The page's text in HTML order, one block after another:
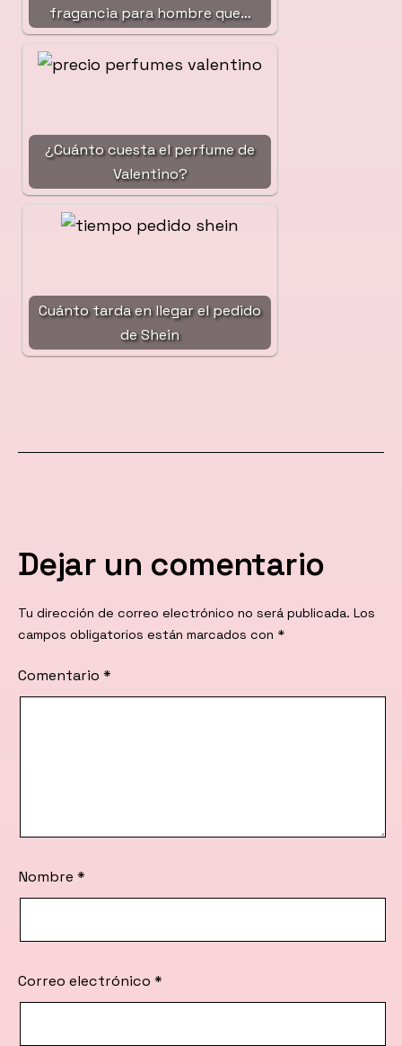
fragancia para hombre que…
¿Cuánto cuesta el perfume de
Valentino?
Cuánto tarda en llegar el pedido
de Shein
Dejar un comentario
Tu dirección de correo electrónico no será publicada. Los
campos obligatorios están marcados con *
Comentario *
Nombre *
Correo electrónico *